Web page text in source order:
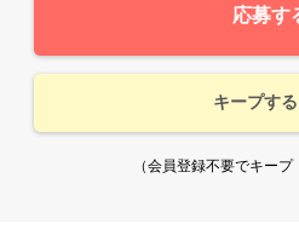
応募す
キープする
（会員登録不要でキープ